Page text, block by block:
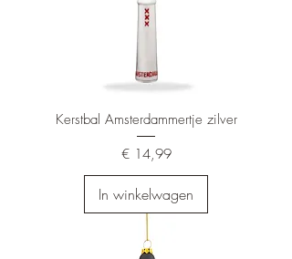
Kerstbal Amsterdammertje zilver
Prijs
€ 14,99
In winkelwagen